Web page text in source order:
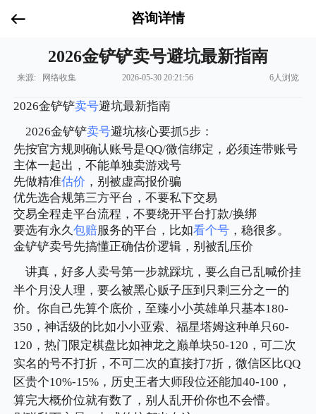
咨询详情
2026金铲铲卖号避坑最新指南
来源: 网络收集 2026-05-30 20:21:56 6人浏览
2026金铲铲卖号避坑最新指南
2026金铲铲卖号避坑核心要抓5步：
先按官方规则确认账号是QQ/微信绑定，必须连带账号
主体一起出，不能单独卖游戏号
先做精准估价 ，别被虚高报价骗
优先选合规第三方平台，不要私下交易
交易全程走平台流程，不要绕开平台打款/换绑
要选有永久包赔服务的平台，比如看个号 ，稳很多。
金铲铲卖号先搞懂正确估价逻辑，别被乱压价
讲真，好多人卖号第一步就踩坑，要么自己乱喊价挂
半个月没人理，要么被黑心贩子压到只剩三分之一的
价。你自己先算个底价，至臻小小英雄单只基本180-
350，神话级的比如小小亚索、福星塔姆这种单只60-
120，热门限定棋盘比如神龙之巅单块50-120，可二次
实名的号不打折，不可二次的直接打7折，微信区比QQ
区贵个10%-15%，历史王者大师段位还能加40-100，
算完大概价位就有数了，别人乱开价你也不会懵。